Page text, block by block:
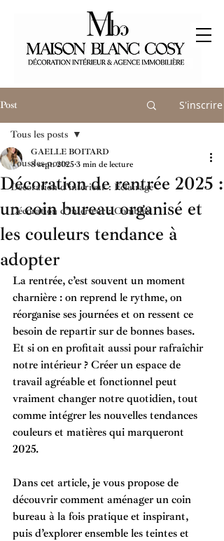
Post S'inscrire
Tous les posts
Décoration d'intérieur : Eclairage
Décoration d'intérieur : Combles
Tous les posts
Décoration de rentrée 2025 :
un coin bureau organisé et
les couleurs tendance à
adopter
GAELLE BOITARD
8 sept. 2025 3 min de lecture
La rentrée, c’est souvent un moment
charnière : on reprend le rythme, on
réorganise ses journées et on ressent ce
besoin de repartir sur de bonnes bases.
Et si on en profitait aussi pour rafraîchir
notre intérieur ? Créer un espace de
travail agréable et fonctionnel peut
vraiment changer notre quotidien, tout
comme intégrer les nouvelles tendances
couleurs et matières qui marqueront
2025.
Dans cet article, je vous propose de
découvrir comment aménager un coin
bureau à la fois pratique et inspirant,
puis d’explorer ensemble les teintes et